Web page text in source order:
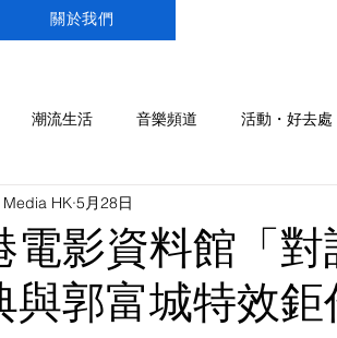
關於我們
潮流生活 音樂頻道 活動・好去處
電影資料館「
與郭富城特效
Media HK 5月28日